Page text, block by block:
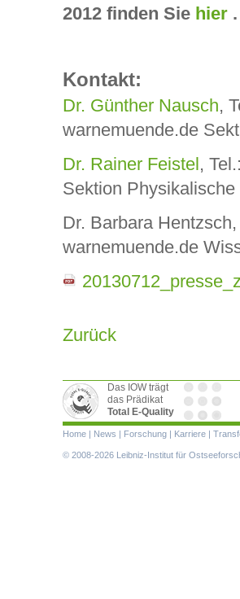
2012 finden Sie hier .
Kontakt:
Dr. Günther Nausch,
warnemuende.de
Dr. Rainer Feistel ,
Sektion
Dr. Barbara
warnemuende.de
Zurück
Das IOW trägt
das Prädikat
Total E-Quality
Navigation
überspringen
Home | News | Forschung | Karriere |
© 2008-2026 Leibniz-Institut für